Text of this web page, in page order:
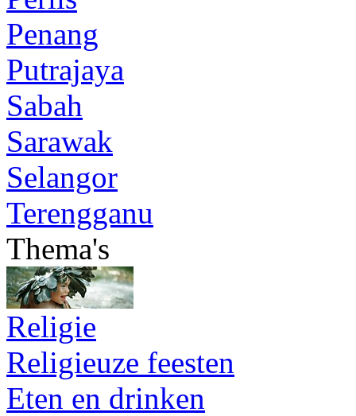
Penang
Putrajaya
Sabah
Sarawak
Selangor
Terengganu
Thema's
Religie
Religieuze feesten
Eten en drinken